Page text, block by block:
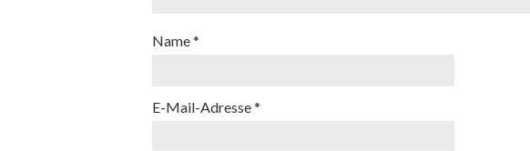
Name*
E-Mail-Adresse*